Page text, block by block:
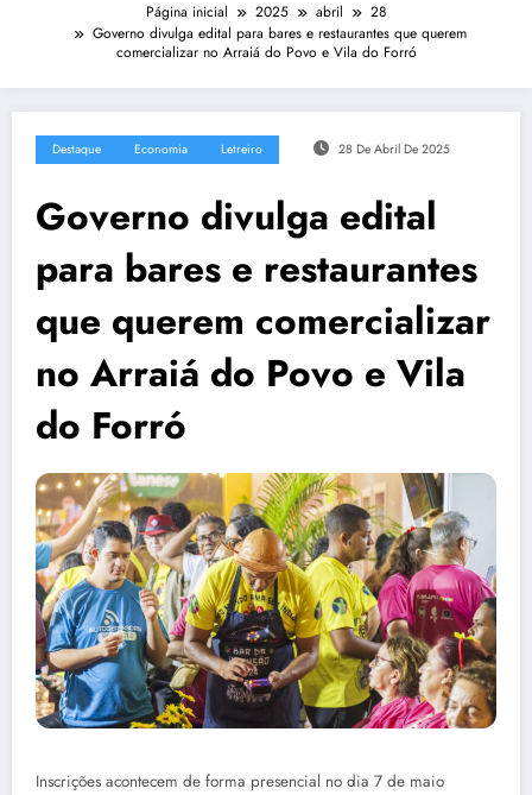
Página inicial 2025 abril
28
Governo divulga edital para bares e restaurantes que querem
comercializar no Arraiá do Povo e Vila do Forró
Destaque Economia Letreiro 28 De Abril De 2025
Governo divulga edital
para bares e restaurantes
que querem comercializar
no Arraiá do Povo e Vila
do Forró
Inscrições acontecem de forma presencial no dia 7 de maio